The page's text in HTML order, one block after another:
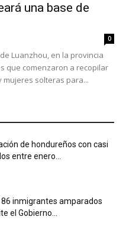
una base de
0
Luanzhou, en la provincia
que comenzaron a recopilar
solteras para...
de hondureños con casi
entre enero...
86 inmigrantes amparados
el Gobierno...